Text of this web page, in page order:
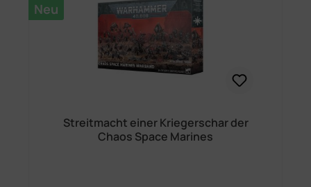
Neu
Streitmacht einer Kriegerschar der
Chaos Space Marines